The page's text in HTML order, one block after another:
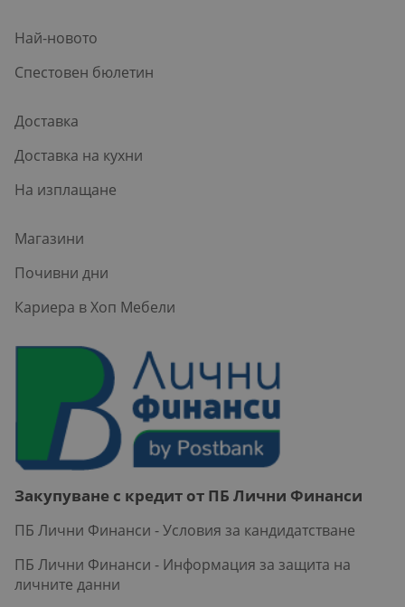
Най-новото
Спестовен бюлетин
Доставка
Доставка на кухни
На изплащане
Магазини
Почивни дни
Кариера в Хоп Мебели
Закупуване с кредит от ПБ Лични Финанси
ПБ Лични Финанси - Условия за кандидатстване
ПБ Лични Финанси - Информация за защита на
личните данни